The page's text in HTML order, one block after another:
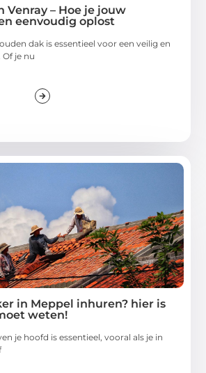
Venray – Hoe je jouw
eenvoudig oplost
dak is essentieel voor een veilig en
je nu
in Meppel inhuren? hier is
weten!
je hoofd is essentieel, vooral als je in